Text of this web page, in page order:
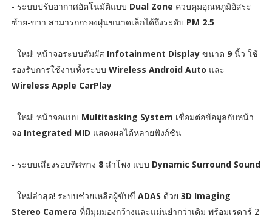
- ระบบปรับอากาศอัตโนมัติแบบ Dual Zone ควบคุมอุณหภูมิอิสระ
ซ้าย-ขวา สามารถกรองฝุ่นขนาดเล็กได้ถึงระดับ PM 2.5
- ใหม่! หน้าจอระบบสัมผัส Infotainment Display ขนาด 9 นิ้ว ใช้
รองรับการใช้งานทั้งระบบ Wireless Android Auto และ
Wireless Apple CarPlay
- ใหม่! หน้าจอแบบ Multitasking System เชื่อมต่อข้อมูลกับหน้า
จอ Integrated MID แสดงผลได้หลายฟังก์ชัน
- ระบบเสียงรอบทิศทาง 8 ลำโพง แบบ Dynamic Surround Sound
- ใหม่ล่าสุด! ระบบช่วยเหลือผู้ขับขี่ ADAS ด้วย 3D Imaging
Stereo Camera ที่มีมุมมองกว้างและแม่นยำกว่าเดิม พร้อมเรดาร์ 2